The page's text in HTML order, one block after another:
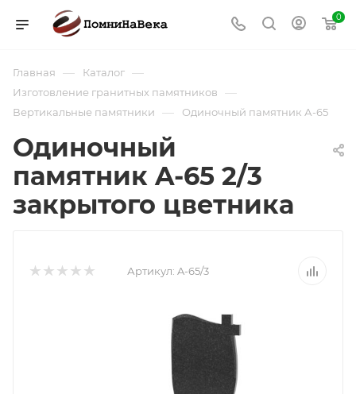
0
Главная — Каталог —
Изготовление гранитных памятников —
Вертикальные памятники — Одиночный памятник А-65
Одиночный
памятник A-65 2/3
закрытого цветника
Артикул: A-65/3